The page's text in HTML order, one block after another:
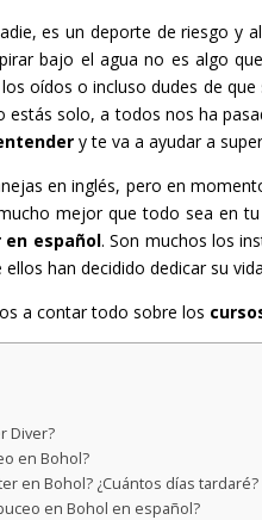
es un deporte de riesgo y
bajo el agua no es algo
oídos o incluso dudes de
estás solo, a todos nos ha
y te va a ayudar a
en inglés, pero en
mejor que todo sea en
en español. Son muchos los
ellos han decidido dedicar su
a contar todo sobre los
Diver?
en Bohol?
en Bohol? ¿Cuántos días tardaré?
en Bohol en español?